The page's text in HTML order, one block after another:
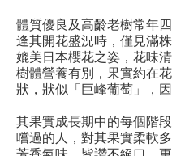
體質優良及高齡老樹常年
逢其開花盛況時，僅見滿
媲美日本櫻花之姿，花味
樹體營養有別，果實約在
狀，狀似「巨峰葡萄」，
其果實成長期中的每個階
嚐過的人，對其果實柔軟